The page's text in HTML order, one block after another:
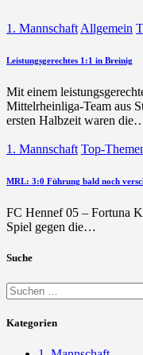
1. MannschaftAllgemein
Leistungsgerechtes 1:1 in Breinig
Mit einem
Mittelrheinliga-Team aus
ersten Halbzeit waren
1. Mannschaft Top-
MRL: 3:0 Führung bald noch
FC Hennef 05 – Fortuna
Spiel gegen die…
Suche
Suchen
nach:
Kategorien